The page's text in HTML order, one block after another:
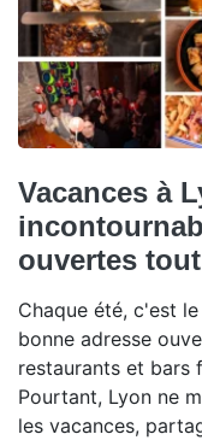
Vacances à
ouvertes
Chaque été, c'est
bonne adresse
restaurants et bars
Pourtant, Lyon ne
les vacances,